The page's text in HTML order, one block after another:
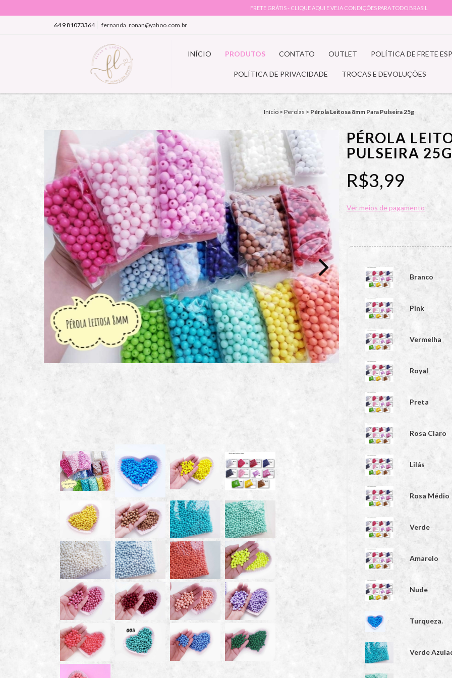
FRETE GRÁTIS - CLIQUE AQUI E VEJA CONDIÇÕES PARA TODO BRASIL
64 9 81073364 fernanda_ronan@yahoo.com.br
INÍCIO PRODUTOS CONTATO OUTLET POLÍTICA DE FRETE
POLÍTICA DE PRIVACIDADE TROCAS E DEVOLUÇÕES
Início > Perolas > Pérola Leitosa 8mm Para Pulseira 25g
PÉROLA
PULSEIRA 25G
R$3,99
Ver meios de pagamento
Branco
Pink
Vermelha
Royal
Preta
Rosa Claro
Lilás
Rosa Médio
Verde
Amarelo
Nude
Turqueza.
Verde